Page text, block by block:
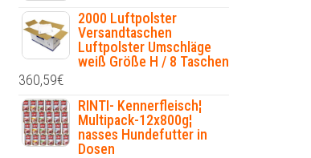
2000 Luftpolster
Versandtaschen
Luftpolster Umschläge
weiß Größe H / 8 Taschen
360,59€
RINTI- Kennerfleisch¦
Multipack-12x800g¦
nasses Hundefutter in
Dosen